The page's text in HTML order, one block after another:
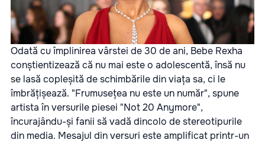
Odată cu împlinirea vârstei de 30 de ani, Bebe Rexha
conștientizează că nu mai este o adolescentă, însă nu
se lasă copleșită de schimbările din viața sa, ci le
îmbrățișează. "Frumusețea nu este un număr", spune
artista în versurile piesei "Not 20 Anymore",
încurajându-și fanii să vadă dincolo de stereotipurile
din media. Mesajul din versuri este amplificat printr-un